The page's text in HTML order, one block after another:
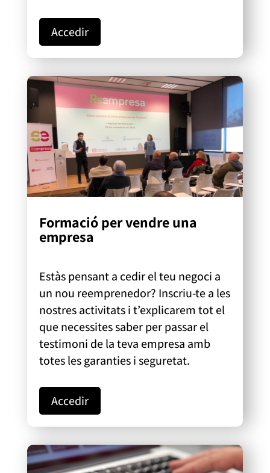
Accedir
Formació per vendre una
empresa
Estàs pensanta cedir el teu negoci a
un nou reemprenedor? Inscriu-te a les
nostres activitats i t’explicarem tot el
que necessites saber per passar el
testimoni de la teva empresa amb
totes les garanties i seguretat.
Accedir